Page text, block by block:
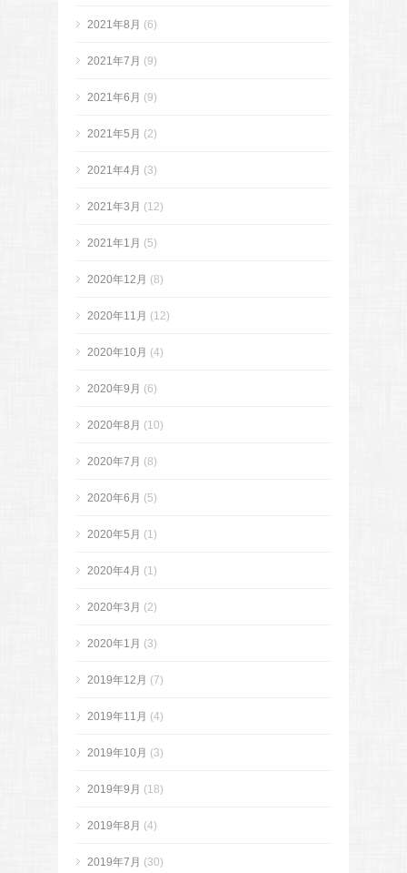
2021年8月 (6)
2021年7月 (9)
2021年6月 (9)
2021年5月 (2)
2021年4月 (3)
2021年3月 (12)
2021年1月 (5)
2020年12月 (8)
2020年11月 (12)
2020年10月 (4)
2020年9月 (6)
2020年8月 (10)
2020年7月 (8)
2020年6月 (5)
2020年5月 (1)
2020年4月 (1)
2020年3月 (2)
2020年1月 (3)
2019年12月 (7)
2019年11月 (4)
2019年10月 (3)
2019年9月 (18)
2019年8月 (4)
2019年7月 (30)